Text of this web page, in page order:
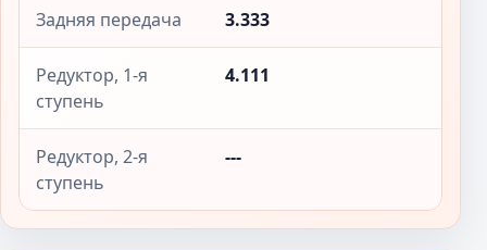
Задняя передача 3.333
Редуктор, 1-я
ступень
4.111
Редуктор, 2-я
ступень
---